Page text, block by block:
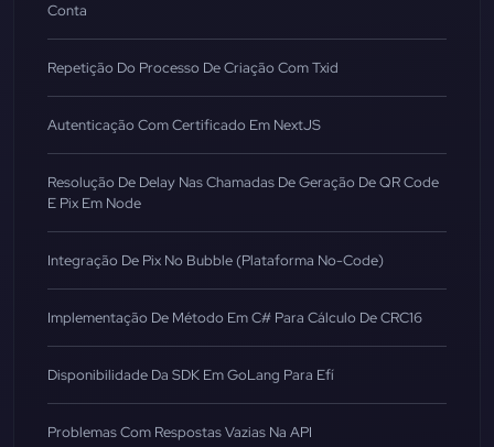
Conta
Repetição Do Processo De Criação Com Txid
Autenticação Com Certificado Em NextJS
Resolução De Delay Nas Chamadas De Geração De QR Code
E Pix Em Node
Integração De Pix No Bubble (Plataforma No-Code)
Implementação De Método Em C# Para Cálculo De CRC16
Disponibilidade Da SDK Em GoLang Para Efí
Problemas Com Respostas Vazias Na API